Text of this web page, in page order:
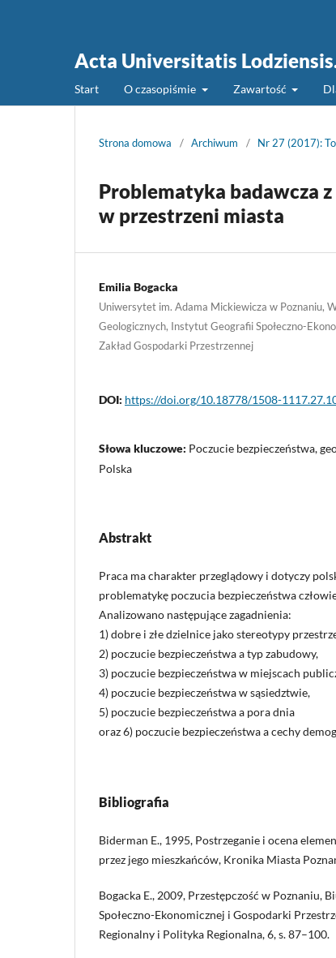
Acta Universitatis
Start O czasopiśmie Zawartość
Strona domowa / Archiwum / Nr 27 (2017):
Problematyka badawcza
w przestrzeni miasta
Emilia Bogacka
Uniwersytet im. Adama Mickiewicza w Poznaniu,
Geologicznych, Instytut Geografii Społeczno-
Zakład Gospodarki Przestrzennej
DOI: https://doi.org/10.18778/1508-
Słowa kluczowe: Poczucie bezpieczeństwa,
Polska
Abstrakt
Praca ma charakter przeglądowy i dotyczy
problematykę poczucia bezpieczeństwa
Analizowano następujące zagadnienia:
1) dobre i złe dzielnice jako stereotypy
2) poczucie bezpieczeństwa a typ zabudowy,
3) poczucie bezpieczeństwa w miejscach
4) poczucie bezpieczeństwa w sąsiedztwie,
5) poczucie bezpieczeństwa a pora dnia
oraz 6) poczucie bezpieczeństwa a cechy
Bibliografia
Biderman E., 1995, Postrzeganie i ocena
przez jego mieszkańców, Kronika Miasta
Bogacka E., 2009, Przestępczość w Poznaniu,
Społeczno-Ekonomicznej i Gospodarki
Regionalny i Polityka Regionalna, 6, s. 87–100.